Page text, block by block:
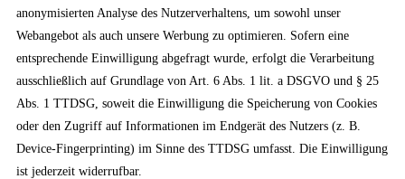
anonymisierten Analyse des Nutzerverhaltens, um sowohl unser
Webangebot als auch unsere Werbung zu optimieren. Sofern eine
entsprechende Einwilligung abgefragt wurde, erfolgt die Verarbeitung
ausschließlich auf Grundlage von Art. 6 Abs. 1 lit. a DSGVO und § 25
Abs. 1 TTDSG, soweit die Einwilligung die Speicherung von Cookies
oder den Zugriff auf Informationen im Endgerät des Nutzers (z. B.
Device-Fingerprinting) im Sinne des TTDSG umfasst. Die Einwilligung
ist jederzeit widerrufbar.